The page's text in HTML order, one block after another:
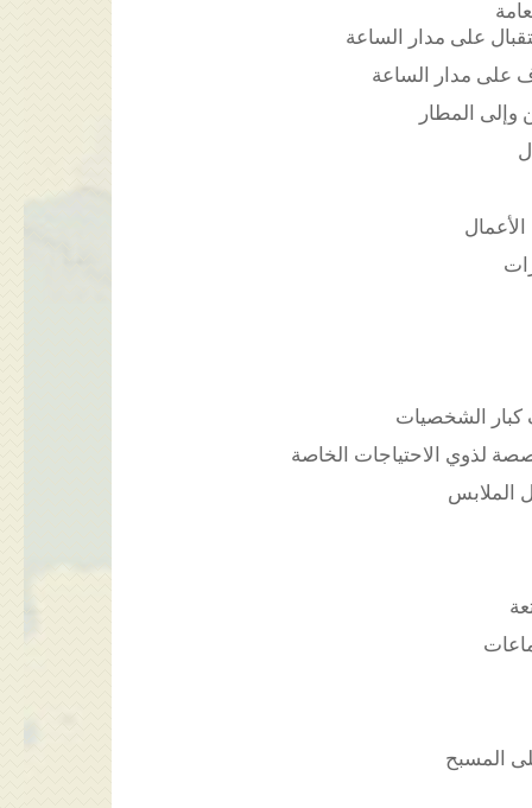
على مدار الساعة
على مدار الساعة
وإلى المطار
الشخصيات
لذوي الاحتياجات الخاصة
الملابس
المسبح